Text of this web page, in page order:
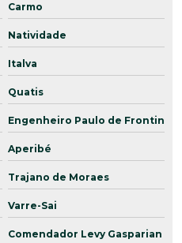
Carmo
Natividade
Italva
Quatis
Engenheiro Paulo de Frontin
Aperibé
Trajano de Moraes
Varre-Sai
Comendador Levy Gasparian